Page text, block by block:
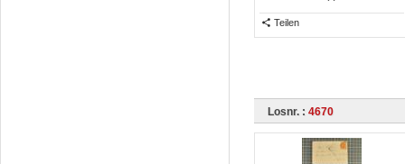
Teilen
Losnr. : 4670